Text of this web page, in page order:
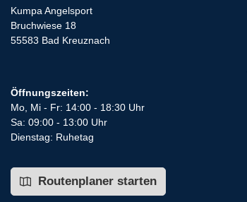
Kumpa Angelsport
Bruchwiese 18
55583 Bad Kreuznach
Öffnungszeiten:
Mo, Mi - Fr: 14:00 - 18:30 Uhr
Sa: 09:00 - 13:00 Uhr
Dienstag: Ruhetag
Routenplaner starten